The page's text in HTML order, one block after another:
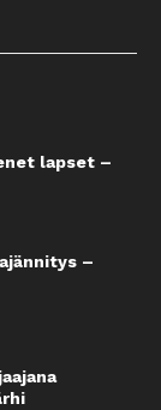
lapset –
–